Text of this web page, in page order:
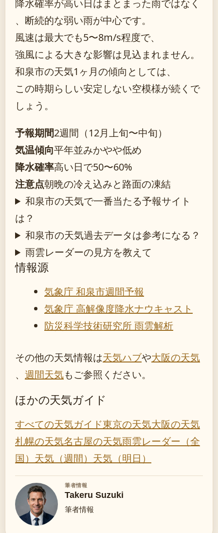
降水確率が高い日はまとまった雨ではなく
、断続的な弱い雨が中心です。
風速は最大でも5〜8m/s程度で、
強風による大きな影響は見込まれません。
和泉市の天気1ヶ月の傾向としては、
この時期らしい安定しない空模様が続くで
しょう。
予報期間2週間（12月上旬〜中旬）
気温傾向平年並みかやや低め
降水確率高い日で50〜60%
注意点朝晩の冷え込みと路面の凍結
和泉市の天気で一番当たる予報サイト
は？
和泉市の天気過去データは参考になる？
雨雲レーダーの見方を教えて
情報源
気象庁 和泉市週間予報
気象庁 高解像度降水ナウキャスト
防災科学技術研究所 雨雲解析
その他の天気情報は天気ハブや大阪の天気
、 週間天気もご参照ください。
ほかの天気ガイド
すべての天気ガイド東京の天気大阪の天気
札幌の天気名古屋の天気雨雲レーダー（全
国） 天気（週間） 天気（明日）
筆者情報
Takeru Suzuki
筆者情報